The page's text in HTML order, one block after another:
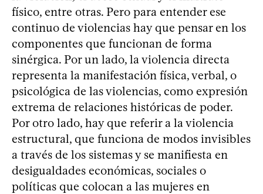
físico, entre otras. Pero para entender ese
continuo de violencias hay que pensar en los
componentes que funcionan de forma
sinérgica. Por un lado, la violencia directa
representa la manifestación física, verbal, o
psicológica de las violencias, como expresión
extrema de relaciones históricas de poder.
Por otro lado, hay que referir a la violencia
estructural, que funciona de modos invisibles
a través de los sistemas y se manifiesta en
desigualdades económicas, sociales o
políticas que colocan a las mujeres en